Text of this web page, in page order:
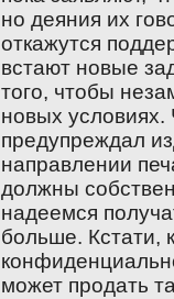
но деяния их
откажутся
встают новые
того, чтобы
новых
предупреждал
направлении
должны
надеемся
больше. Кстати,
может продать